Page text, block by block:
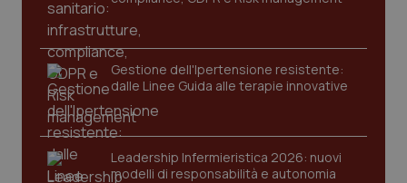
Gestione dell'Ipertensione resistente:
dalle Linee Guida alle terapie innovative
Leadership Infermieristica 2026: nuovi
modelli di responsabilità e autonomia
protette del sito. Il sito web non è in grado di
funzionare correttamente senza questi cookie.
Nome
Fornitore/Dominio
VISITOR_PRIVACY_METADATA
YouTube
.youtube.com